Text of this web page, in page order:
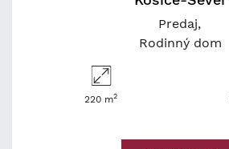
Predaj
Rodinný dom
220 m2